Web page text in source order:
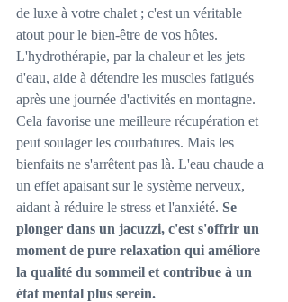
de luxe à votre chalet ; c'est un véritable
atout pour le bien-être de vos hôtes.
L'hydrothérapie, par la chaleur et les jets
d'eau, aide à détendre les muscles fatigués
après une journée d'activités en montagne.
Cela favorise une meilleure récupération et
peut soulager les courbatures. Mais les
bienfaits ne s'arrêtent pas là. L'eau chaude a
un effet apaisant sur le système nerveux,
aidant à réduire le stress et l'anxiété. Se
plonger dans un jacuzzi, c'est s'offrir un
moment de pure relaxation qui améliore
la qualité du sommeil et contribue à un
état mental plus serein.